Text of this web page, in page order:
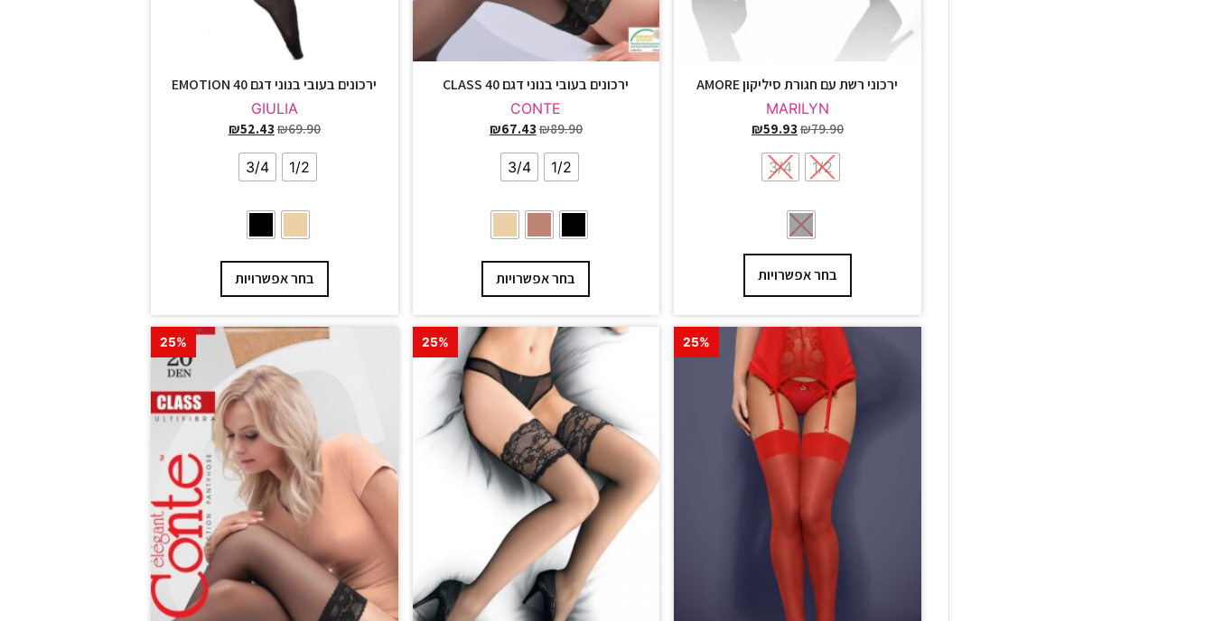
ירכוני רשת עם חגורת סיליקון AMORE
MARILYN
₪79.90
₪59.93
1/2
3/4
בחר אפשרויות
ירכונים בעובי בנוני דגם CLASS 40
CONTE
₪89.90
₪67.43
1/2
3/4
בחר אפשרויות
ירכונים בעובי בנוני דגם EMOTION 40
GIULIA
₪69.90
₪52.43
1/2
3/4
בחר אפשרויות
25%
25%
25%